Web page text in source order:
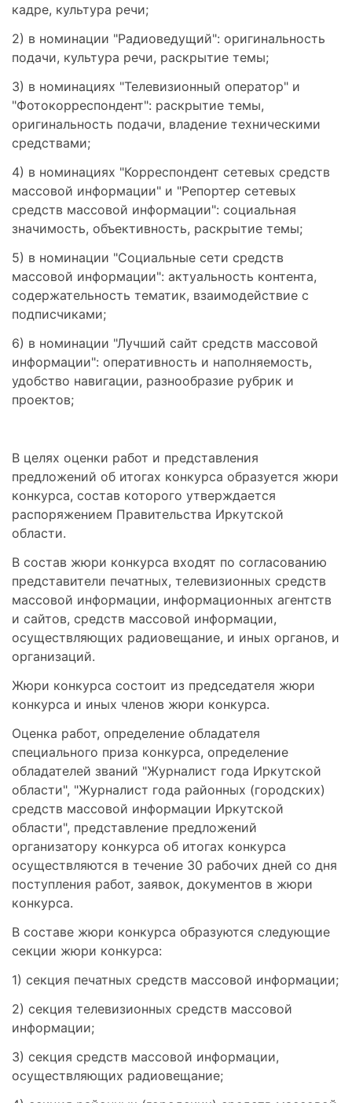
кадре, культура речи;
2) в номинации "Радиоведущий": оригинальность
подачи, культура речи, раскрытие темы;
3) в номинациях "Телевизионный оператор" и
"Фотокорреспондент": раскрытие темы,
оригинальность подачи, владение техническими
средствами;
4) в номинациях "Корреспондент сетевых средств
массовой информации" и "Репортер сетевых
средств массовой информации": социальная
значимость, объективность, раскрытие темы;
5) в номинации "Социальные сети средств
массовой информации": актуальность контента,
содержательность тематик, взаимодействие с
подписчиками;
6) в номинации "Лучший сайт средств массовой
информации": оперативность и наполняемость,
удобство навигации, разнообразие рубрик и
проектов;
В целях оценки работ и представления
предложений об итогах конкурса образуется жюри
конкурса, состав которого утверждается
распоряжением Правительства Иркутской
области.
В состав жюри конкурса входят по согласованию
представители печатных, телевизионных средств
массовой информации, информационных агентств
и сайтов, средств массовой информации,
осуществляющих радиовещание, и иных органов, и
организаций.
Жюри конкурса состоит из председателя жюри
конкурса и иных членов жюри конкурса.
Оценка работ, определение обладателя
специального приза конкурса, определение
обладателей званий "Журналист года Иркутской
области", "Журналист года районных (городских)
средств массовой информации Иркутской
области", представление предложений
организатору конкурса об итогах конкурса
осуществляются в течение 30 рабочих дней со дня
поступления работ, заявок, документов в жюри
конкурса.
В составе жюри конкурса образуются следующие
секции жюри конкурса:
1) секция печатных средств массовой информации;
2) секция телевизионных средств массовой
информации;
3) секция средств массовой информации,
осуществляющих радиовещание;